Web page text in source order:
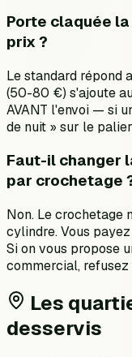
Porte claquée
prix ?
Le standard répond
(50-80 €) s'ajoute
AVANT l'envoi — si
de nuit » sur le
Faut-il changer
par crochetage
Non. Le crochetage
cylindre. Vous
Si on vous propose
commercial,
Les
desservis